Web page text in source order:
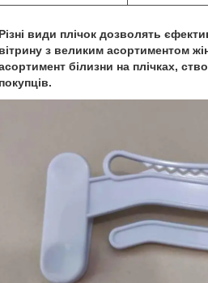
Різні види плічок дозволять
вітрину з великим асортиментом
білизни на плічках,
покупців.